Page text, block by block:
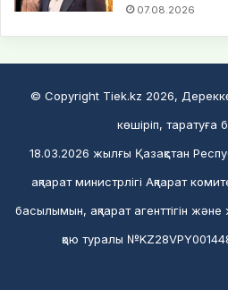
07.08.2026
© Copyright Tiek.kz 2026,
көшіріп, таратуға
18.03.2026 жылғы Қазақстан
ақпарат министрлігі Ақпарат
басылымын, ақпарат агенттігін
қою туралы